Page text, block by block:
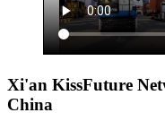
Xi'an KissFuture
China